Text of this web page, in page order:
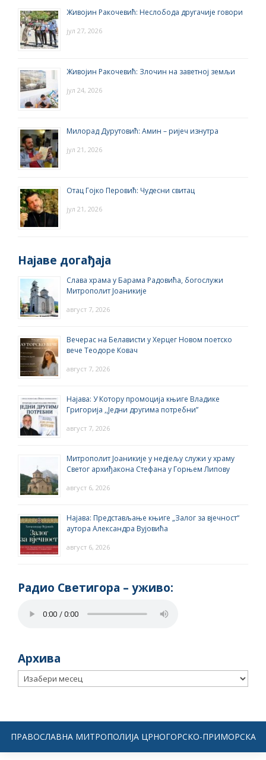
Живојин Ракочевић: Неслобода другачије говори
јул 27, 2026
Живојин Ракочевић: Злочин на заветној земљи
јул 24, 2026
Милорад Дурутовић: Амин – ријеч изнутра
јул 21, 2026
Отац Гојко Перовић: Чудесни свитац
јул 21, 2026
Најаве догађаја
Слава храма у Барама Радовића, богослужи
Митрополит Јоаникије
август 7, 2026
Вечерас на Белависти у Херцег Новом поетско
вече Теодоре Ковач
август 7, 2026
Најава: У Котору промоција књиге Владике
Григорија ,,Једни другима потребни”
август 7, 2026
Митрополит Јоаникије у недјељу служи у храму
Светог архиђакона Стефана у Горњем Липову
август 6, 2026
Најава: Представљање књиге „Залог за вјечност“
аутора Александра Вујовића
август 6, 2026
Радио Светигора – yживо:
Архива
Архива
ПРАВОСЛАВНА МИТРОПОЛИЈА ЦРНОГОРСКО-ПРИМОРСКА